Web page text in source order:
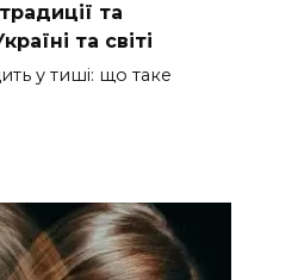
та
та світі
у тиші: що таке